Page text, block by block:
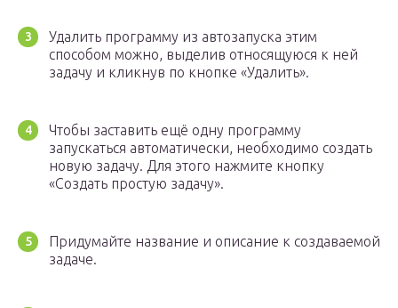
Удалить программу из автозапуска этим
способом можно, выделив относящуюся к ней
задачу и кликнув по кнопке «Удалить».
Чтобы заставить ещё одну программу
запускаться автоматически, необходимо создать
новую задачу. Для этого нажмите кнопку
«Создать простую задачу».
Придумайте название и описание к создаваемой
задаче.